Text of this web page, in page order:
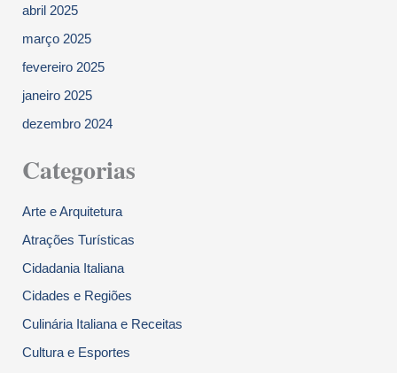
abril 2025
março 2025
fevereiro 2025
janeiro 2025
dezembro 2024
Categorias
Arte e Arquitetura
Atrações Turísticas
Cidadania Italiana
Cidades e Regiões
Culinária Italiana e Receitas
Cultura e Esportes